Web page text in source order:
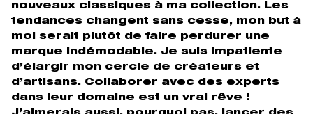
nouveaux classiques à ma collection. Les
tendances changent sans cesse, mon but à
moi serait plutôt de faire perdurer une
marque indémodable. Je suis impatiente
d’élargir mon cercle de créateurs et
d’artisans. Collaborer avec des experts
dans leur domaine est un vrai rêve !